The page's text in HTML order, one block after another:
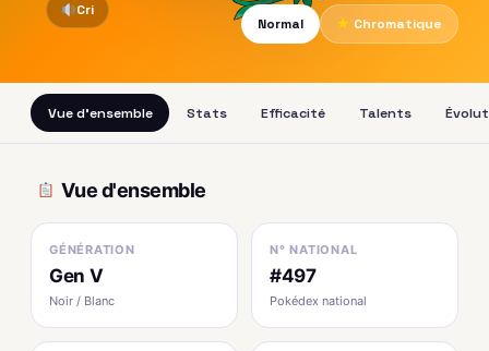
Cri
Normal
★ Chromatique
Vue d'ensemble Stats Efficacité Talents
Vue d'ensemble
GÉNÉRATION
Gen V
Noir / Blanc
N° NATIONAL
#497
Pokédex national